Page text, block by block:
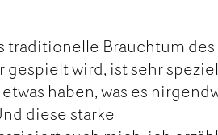
traditionelle Brauchtum des
wird, ist sehr
haben, was es
diese starke